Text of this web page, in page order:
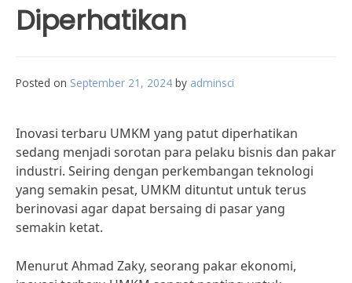
Diperhatikan
Posted on September 21, 2024 by adminsci
Inovasi terbaru UMKM yang patut diperhatikan
sedang menjadi sorotan para pelaku bisnis dan pakar
industri. Seiring dengan perkembangan teknologi
yang semakin pesat, UMKM dituntut untuk terus
berinovasi agar dapat bersaing di pasar yang
semakin ketat.
Menurut Ahmad Zaky, seorang pakar ekonomi,